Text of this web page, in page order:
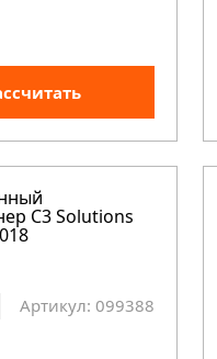
C3 Solutions
Артикул: 099388